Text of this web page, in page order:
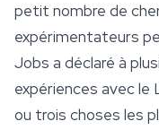
petit nombre de
expérimentateurs
Jobs a déclaré à
expériences avec le
ou trois choses les